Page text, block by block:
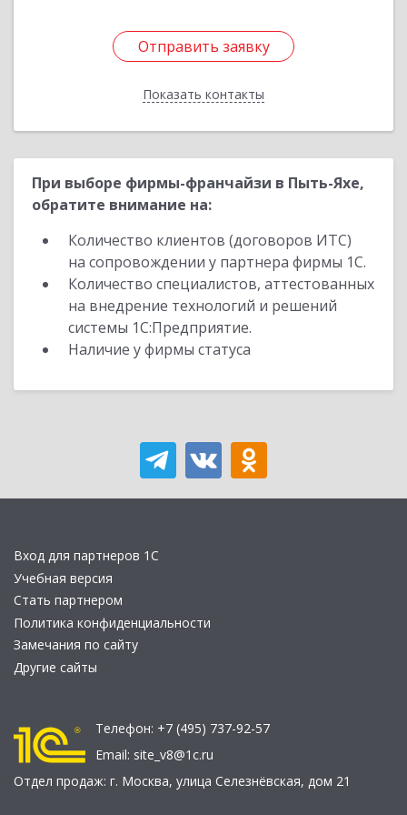
Отправить заявку
Показать контакты
Отправить заявку
Назад
При выборе фирмы-франчайзи в Пыть-Яхе,
обратите внимание на:
Количество клиентов (договоров ИТС)
на сопровождении у партнера фирмы 1С.
Количество специалистов, аттестованных
на внедрение технологий и решений
системы 1С:Предприятие.
Наличие у фирмы статуса
Вход для партнеров 1С
Учебная версия
Стать партнером
Политика конфиденциальности
Замечания по сайту
Другие сайты
Телефон: +7 (495) 737-92-57
Email: site_v8@1c.ru
Отдел продаж: г. Москва, улица Селезнёвская, дом 21